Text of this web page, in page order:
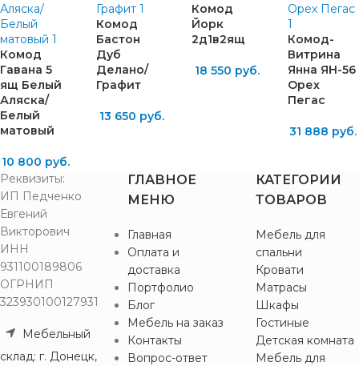
Комод
Гавана 5
ящ Белый
Аляска/
Белый
матовый
10 800 руб.
Комод
Бастон
Дуб
Делано/
Графит
13 650 руб.
Комод
Йорк
2д1в2ящ
18 550 руб.
Комод-
Витрина
Янна ЯН-56
Орех
Пегас
31 888 руб.
Реквизиты:
ИП Педченко
Евгений
Викторович
ИНН
931100189806
ОГРНИП
323930100127931
Мебельный
склад: г. Донецк,
ГЛАВНОЕ
МЕНЮ
Главная
Оплата и
доставка
Портфолио
Блог
Мебель на заказ
Контакты
Вопрос-ответ
КАТЕГОРИИ
ТОВАРОВ
Мебель для
спальни
Кровати
Матрасы
Шкафы
Гостиные
Детская комната
Мебель для